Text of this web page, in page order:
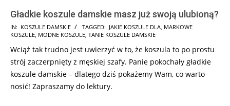
Gładkie koszule damskie masz już swoją ulubioną?
2024-
09-
08
IN: KOSZULE DAMSKIE TAGGED: JAKIE KOSZULE DLA, MARKOWE
KOSZULE, MODNE KOSZULE, TANIE KOSZULE DAMSKIE
Wciąż tak trudno jest uwierzyć w to, że koszula to po prostu
strój zaczerpnięty z męskiej szafy. Panie pokochały gładkie
koszule damskie – dlatego dziś pokażemy Wam, co warto
nosić! Zapraszamy do lektury.